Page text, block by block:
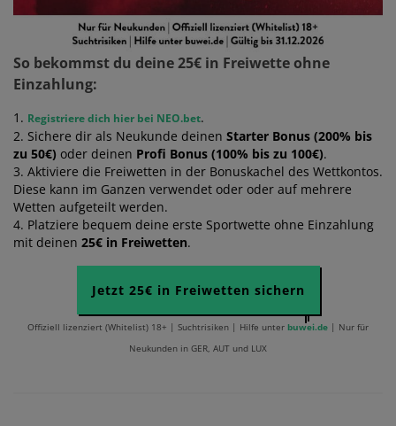
So bekommst du deine 25€ in Freiwette ohne
Einzahlung:
1. Registriere dich hier bei NEO.bet.
2. Sichere dir als Neukunde deinen Starter Bonus (200% bis
zu 50€) oder deinen Profi Bonus (100% bis zu 100€).
3. Aktiviere die Freiwetten in der Bonuskachel des Wettkontos.
Diese kann im Ganzen verwendet oder oder auf mehrere
Wetten aufgeteilt werden.
4. Platziere bequem deine erste Sportwette ohne Einzahlung
mit deinen 25€ in Freiwetten.
Jetzt 25€ in Freiwetten sichern
Offiziell lizenziert (Whitelist) 18+ | Suchtrisiken | Hilfe unter buwei.de | Nur für
Neukunden in GER, AUT und LUX